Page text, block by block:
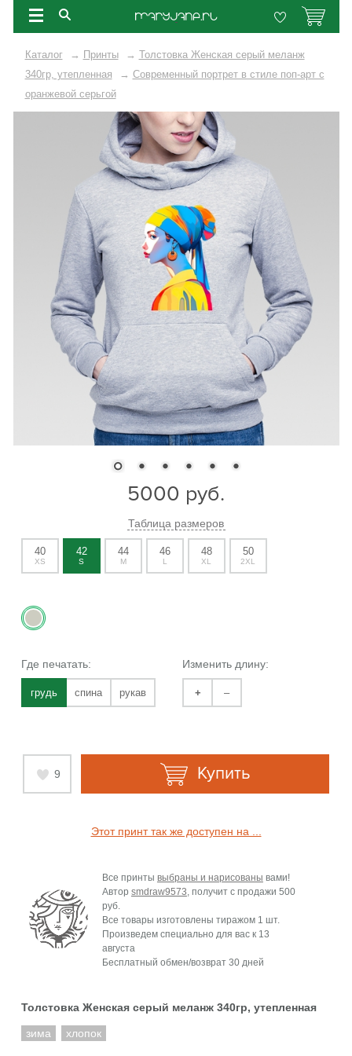
Каталог → Принты → Толстовка Женская серый меланж
340гр, утепленная
→ Современный портрет в стиле поп-арт с
оранжевой серьгой
5000 руб.
Таблица размеров
40
XS
42
S
44
M
46
L
48
XL
50
2XL
Где печатать:
грудь спина рукав
Изменить длину:
+ –
9 Купить
Этот принт так же доступен на ...
Все принты выбраны и нарисованы вами!
Автор smdraw9573, получит с продажи 500
руб.
Все товары изготовлены тиражом 1 шт.
Произведем специально для вас к 13
августа
Бесплатный обмен/возврат 30 дней
Толстовка Женская серый меланж 340гр, утепленная
зима хлопок